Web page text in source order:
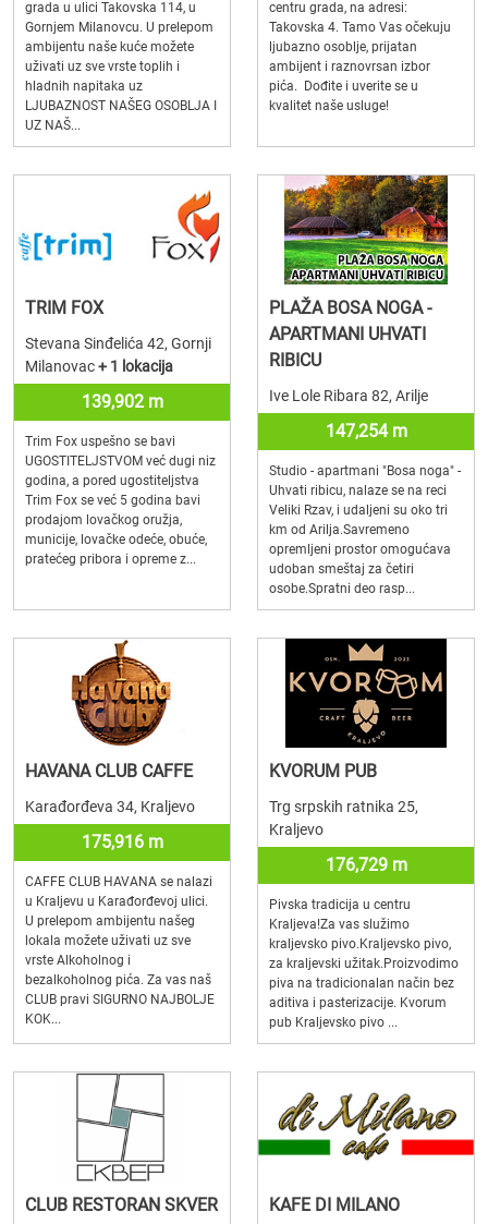
grada u ulici Takovska 114, u
Gornjem Milanovcu. U prelepom
ambijentu naše kuće možete
uživati uz sve vrste toplih i
hladnih napitaka uz
LJUBAZNOST NAŠEG OSOBLJA I
UZ NAŠ...
centru grada, na adresi:
Takovska 4. Tamo Vas očekuju
ljubazno osoblje, prijatan
ambijent i raznovrsan izbor
pića. Dođite i uverite se u
kvalitet naše usluge!
TRIM FOX
Stevana Sinđelića 42, Gornji
Milanovac+ 1 lokacija
139,902 m
Trim Fox uspešno se bavi
UGOSTITELJSTVOM već dugi niz
godina, a pored ugostiteljstva
Trim Fox se već 5 godina bavi
prodajom lovačkog oružja,
municije, lovačke odeće, obuće,
pratećeg pribora i opreme z...
PLAŽA BOSA NOGA -
APARTMANI UHVATI
RIBICU
Ive Lole Ribara 82, Arilje
147,254 m
Studio - apartmani "Bosa noga" -
Uhvati ribicu, nalaze se na reci
Veliki Rzav, i udaljeni su oko tri
km od Arilja.Savremeno
opremljeni prostor omogućava
udoban smeštaj za četiri
osobe.Spratni deo rasp...
HAVANA CLUB CAFFE
Karađorđeva 34, Kraljevo
175,916 m
CAFFE CLUB HAVANA se nalazi
u Kraljevu u Karađorđevoj ulici.
U prelepom ambijentu našeg
lokala možete uživati uz sve
vrste Alkoholnog i
bezalkoholnog pića. Za vas naš
CLUB pravi SIGURNO NAJBOLJE
KOK...
KVORUM PUB
Trg srpskih ratnika 25,
Kraljevo
176,729 m
Pivska tradicija u centru
Kraljeva!Za vas služimo
kraljevsko pivo.Kraljevsko pivo,
za kraljevski užitak.Proizvodimo
piva na tradicionalan način bez
aditiva i pasterizacije. Kvorum
pub Kraljevsko pivo ...
CLUB RESTORAN SKVER KAFE DI MILANO